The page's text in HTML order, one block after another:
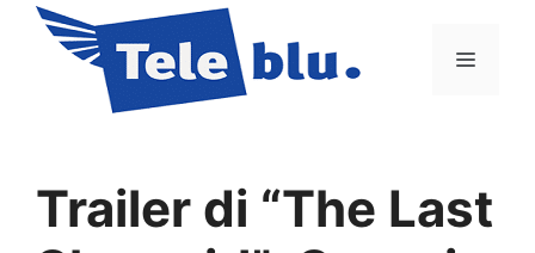
contenuto
Menu
Trailer di “The Last